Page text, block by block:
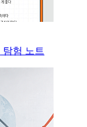
탐험 노트